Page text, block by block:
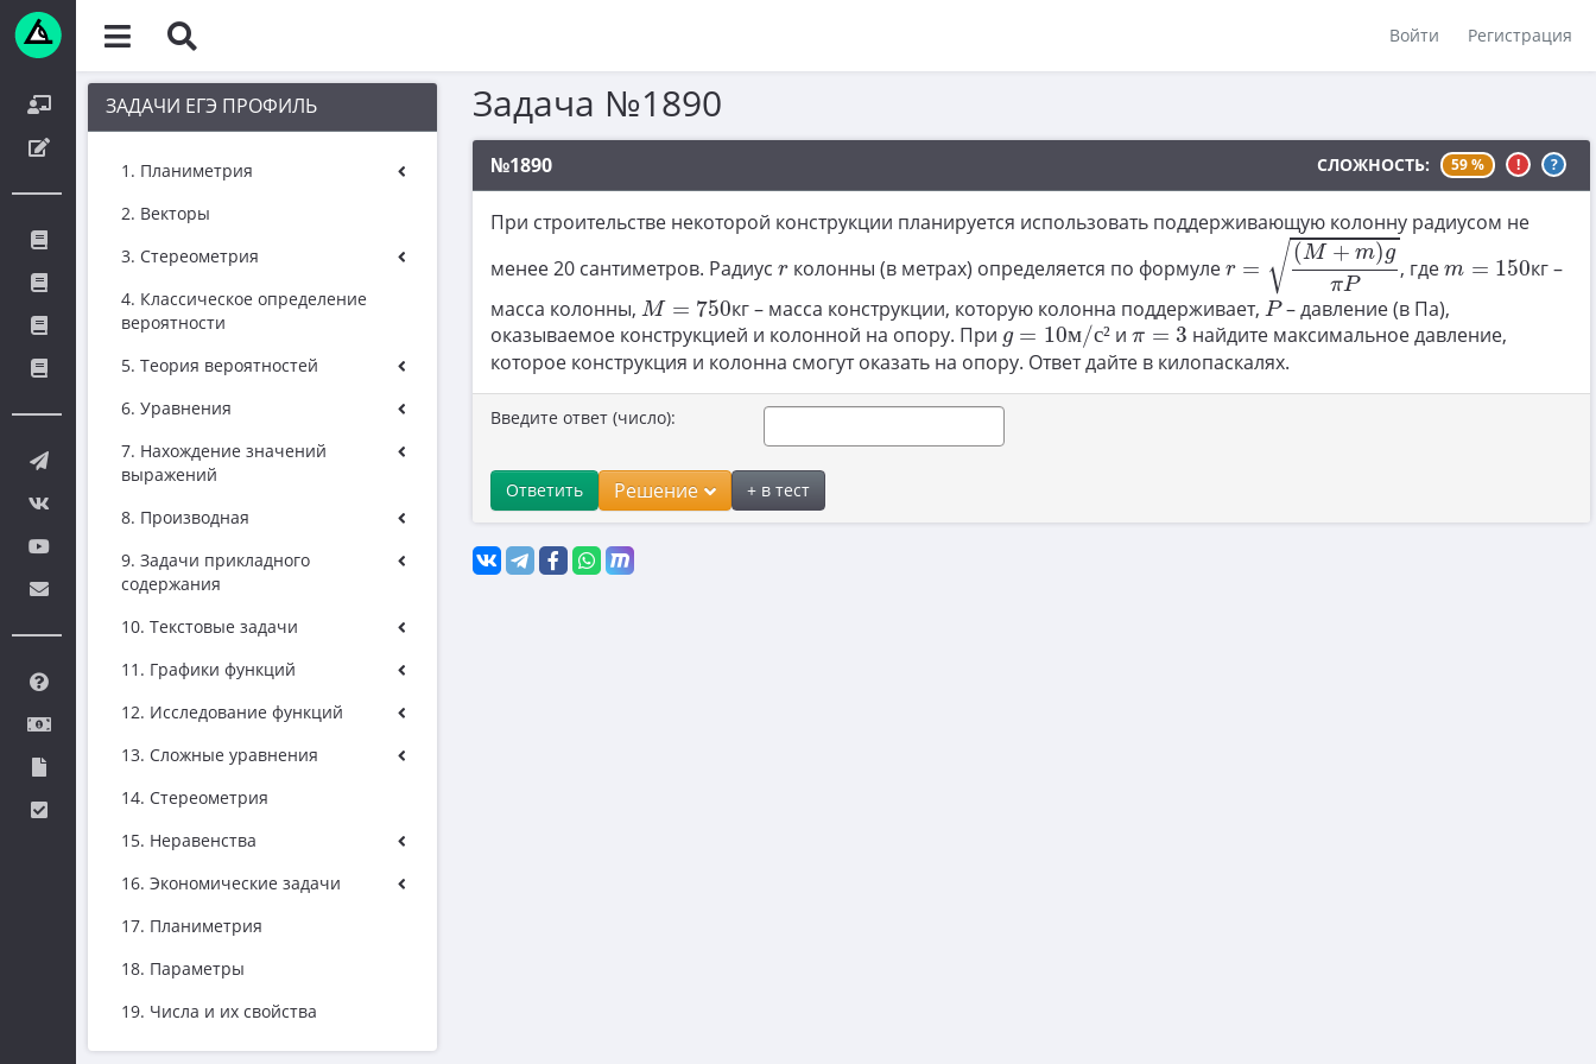
Войти Регистрация
ЗАДАЧИ ЕГЭ ПРОФИЛЬ
1. Планиметрия
2. Векторы
3. Стереометрия
4. Классическое определение
вероятности
5. Теория вероятностей
6. Уравнения
7. Нахождение значений
выражений
8. Производная
9. Задачи прикладного
содержания
10. Текстовые задачи
11. Графики функций
12. Исследование функций
13. Сложные уравнения
14. Стереометрия
15. Неравенства
16. Экономические задачи
17. Планиметрия
18. Параметры
19. Числа и их свойства
Задача №1890
№1890 СЛОЖНОСТЬ: 59 % ! ?
При строительстве некоторой конструкции планируется использовать поддерживающую колонну радиусом не
менее 20 сантиметров. Радиус r
rколонны (в метрах) определяется по формуле r = √ (M + m)g
πP
r=(M+m)gπP
, гдеm = 150
m =150 кг –
масса колонны, M = 750
M= 750 кг – масса конструкции, которую колонна поддерживает,P
P– давление (в Па),
оказываемое конструкцией и колонной на опору. При g = 10м/с²
g=10м/с² иπ = 3
π=3
найдите максимальное давление,
которое конструкция и колонна смогут оказать на опору. Ответ дайте в килопаскалях.
Введите ответ (число):
Ответить Решение + в тест